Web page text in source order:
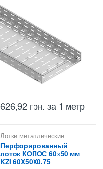
626,92 грн. за 1 метр
Лотки металлические
высотой 60 мм
Перфорированные лотки
высотой 60 мм
Перфорированный
лоток КОПОС 60×50 мм
KZI 60X50X0.75